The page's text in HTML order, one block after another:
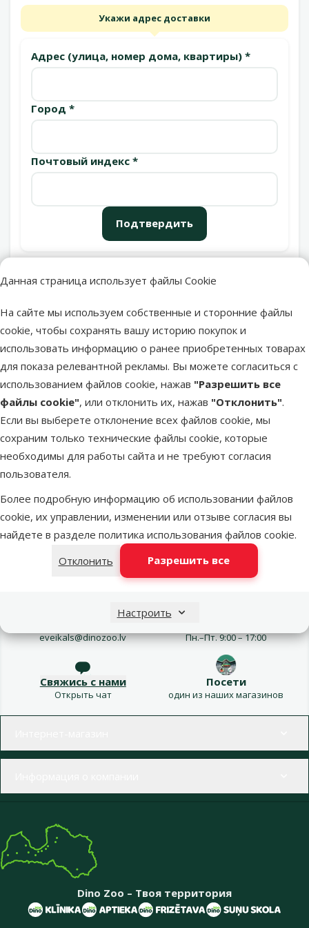
Данная страница использует файлы Cookie
На сайте мы используем собственные и сторонние файлы
cookie, чтобы сохранять вашу историю покупок и
использовать информацию о ранее приобретенных товарах
для показа релевантной рекламы. Вы можете согласиться с
использованием файлов cookie, нажав "Разрешить все
файлы cookie", или отклонить их, нажав "Отклонить".
Если вы выберете отклонение всех файлов cookie, мы
сохраним только технические файлы cookie, которые
необходимы для работы сайта и не требуют согласия
пользователя.
Более подробную информацию об использовании файлов
cookie, их управлении, изменении или отзыве согласия вы
найдете в разделе политика использования файлов cookie.
Отклонить
Разрешить все
Настроить
Укажи адрес доставки
Адрес (улица, номер дома, квартиры) *
Город *
Почтовый индекс *
Подтвердить
Пункты выдачи
Latvijas Pasts пакомат
DPD Pickup tīkls
LATVIJAS PASTS почтовое
отделение
недоступен
Добавить в корзину
eveikals@dinozoo.lv Пн.–Пт. 9:00 – 17:00
Свяжись с нами
Открыть чат
Посети
один из наших магазинов
Dino Zoo – Твоя территория